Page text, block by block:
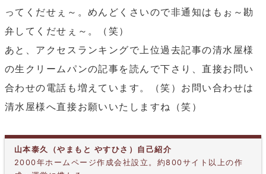
ってくだせぇ～。めんどくさいので非通知はもぉ～勘
弁してくだせぇ～。（笑）
あと、アクセスランキングで上位過去記事の清水屋様
の生クリームパンの記事を読んで下さり、直接お問い
合わせの電話も増えています。（笑）お問い合わせは
清水屋様へ直接お願いいたしますね（笑）
山本泰久（やまもと やすひさ）自己紹介
2000年ホームページ作成会社設立。約800サイト以上の作